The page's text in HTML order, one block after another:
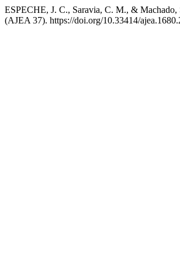
ESPECHE, J. C., Saravia, C. M., & Machado,
(AJEA 37). https://doi.org/10.33414/